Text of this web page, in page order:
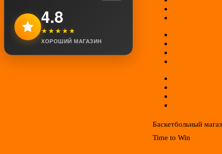
4.8
★★★★★
ХОРОШИЙ МАГАЗИН
Баскетбольный
Time to Win